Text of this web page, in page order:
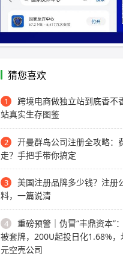
猜您喜欢
1
跨境电商做独立站到底香不
站真实生存图鉴
2
开曼群岛公司注册全攻略：
走？手把手带你搞定
3
美国注册品牌多少钱？注册
料，一篇说清
4
重磅预警｜伪冒“丰鼎资本”
被套牌，200U起投日化1.68%
元空壳公司